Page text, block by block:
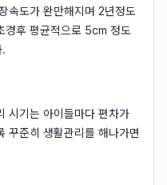
속도가 완만해지며 2년정도
경후 평균적으로 5cm 정도
시기는 아이들마다 편차가
꾸준히 생활관리를 해나가면